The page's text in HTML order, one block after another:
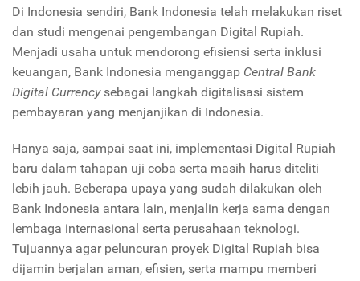
Di Indonesia sendiri, Bank Indonesia telah melakukan riset
dan studi mengenai pengembangan Digital Rupiah.
Menjadi usaha untuk mendorong efisiensi serta inklusi
keuangan, Bank Indonesia menganggap Central Bank
Digital Currencysebagai langkah digitalisasi sistem
pembayaran yang menjanjikan di Indonesia.
Hanya saja, sampai saat ini, implementasi Digital Rupiah
baru dalam tahapan uji coba serta masih harus diteliti
lebih jauh. Beberapa upaya yang sudah dilakukan oleh
Bank Indonesia antara lain, menjalin kerja sama dengan
lembaga internasional serta perusahaan teknologi.
Tujuannya agar peluncuran proyek Digital Rupiah bisa
dijamin berjalan aman, efisien, serta mampu memberi